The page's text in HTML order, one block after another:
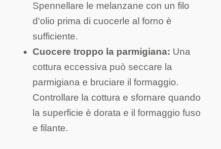
Spennellare le melanzane con un filo
d'olio prima di cuocerle al forno è
sufficiente.
Cuocere troppo la parmigiana: Una
cottura eccessiva può seccare la
parmigiana e bruciare il formaggio.
Controllare la cottura e sfornare quando
la superficie è dorata e il formaggio fuso
e filante.